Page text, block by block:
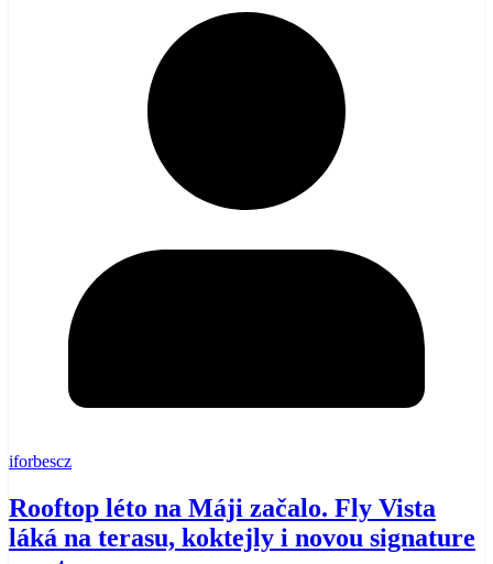
iforbescz
Rooftop léto na Máji začalo. Fly Vista
láká na terasu, koktejly i novou signature